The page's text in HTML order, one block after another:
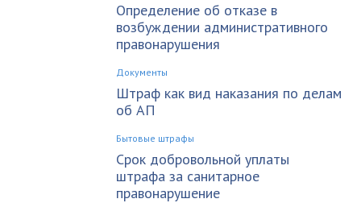
Определение об отказе в
возбуждении административного
правонарушения
Документы
Штраф как вид наказания по делам
об АП
Бытовые штрафы
Срок добровольной уплаты
штрафа за санитарное
правонарушение